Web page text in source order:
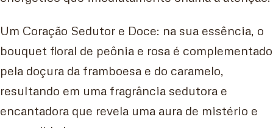
Um Coração Sedutor e Doce: na sua essência, o
bouquet floral de peônia e rosa é complementado
pela doçura da framboesa e do caramelo,
resultando em uma fragrância sedutora e
encantadora que revela uma aura de mistério e